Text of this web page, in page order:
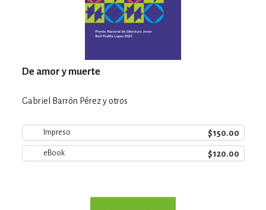
De amor y muerte
Gabriel Barrón Pérez y otros
Impreso $150.00
eBook $120.00